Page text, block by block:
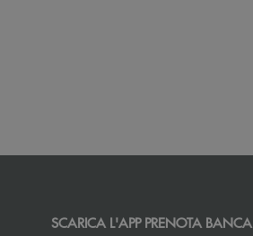
SCARICA L'APP PRENOTA BANCA